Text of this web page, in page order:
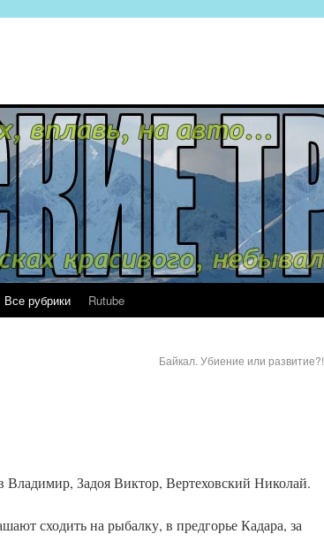
Все рубрики Rutube
Байкал. Убиение или развитие?!
Задоя Виктор, Вертеховский Николай.
сходить на рыбалку, в предгорье Кадара, за